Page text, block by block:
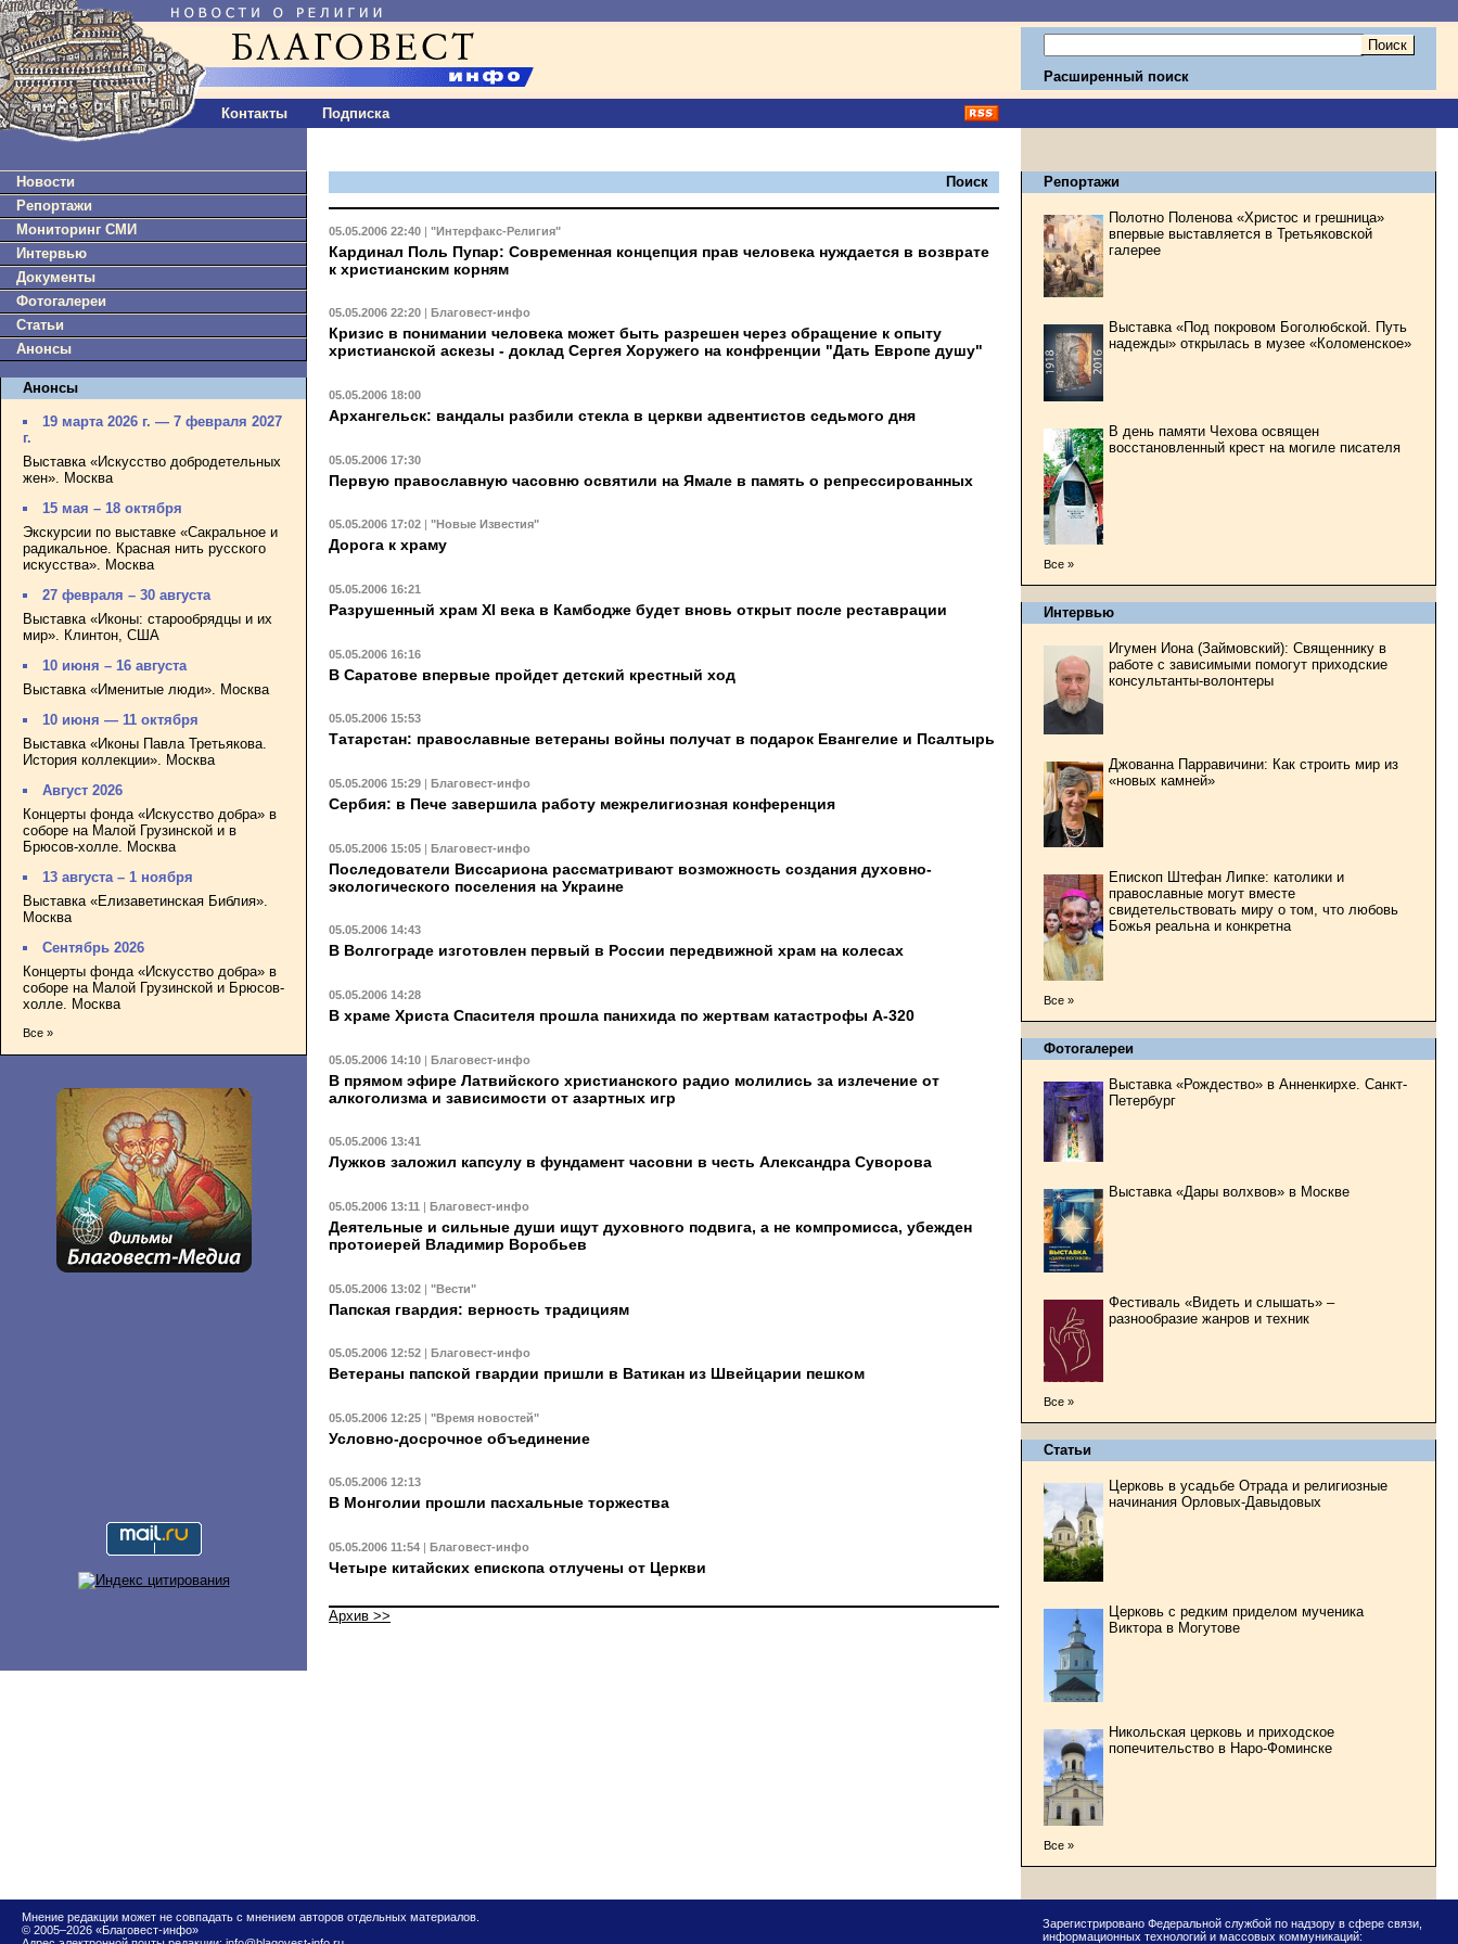
Контакты Подписка
Расширенный поиск
Новости
Репортажи
Мониторинг СМИ
Интервью
Документы
Фотогалереи
Статьи
Анонсы
Анонсы
19 марта 2026 г. — 7 февраля 2027
г.
Выставка «Искусство добродетельных
жен». Москва
15 мая – 18 октября
Экскурсии по выставке «Сакральное и
радикальное. Красная нить русского
искусства». Москва
27 февраля – 30 августа
Выставка «Иконы: старообрядцы и их
мир». Клинтон, США
10 июня – 16 августа
Выставка «Именитые люди». Москва
10 июня — 11 октября
Выставка «Иконы Павла Третьякова.
История коллекции». Москва
Август 2026
Концерты фонда «Искусство добра» в
соборе на Малой Грузинской и в
Брюсов-холле. Москва
13 августа – 1 ноября
Выставка «Елизаветинская Библия».
Москва
Сентябрь 2026
Концерты фонда «Искусство добра» в
соборе на Малой Грузинской и Брюсов-
холле. Москва
Все »
Поиск
05.05.2006 22:40 | "Интерфакс-Религия"
Кардинал Поль Пупар: Современная концепция прав человека нуждается в возврате
к христианским корням
05.05.2006 22:20 Благовест-инфо
Кризис в понимании человека может быть разрешен через обращение к опыту
христианской аскезы - доклад Сергея Хоружего на конфренции "Дать Европе душу"
05.05.2006 18:00
Архангельск: вандалы разбили стекла в церкви адвентистов седьмого дня
05.05.2006 17:30
Первую православную часовню освятили на Ямале в память о репрессированных
05.05.2006 17:02 "Новые Известия"
Дорога к храму
05.05.2006 16:21
Разрушенный храм XI века в Камбодже будет вновь открыт после реставрации
05.05.2006 16:16
В Саратове впервые пройдет детский крестный ход
05.05.2006 15:53
Татарстан: православные ветераны войны получат в подарок Евангелие и Псалтырь
05.05.2006 15:29 | Благовест-инфо
Сербия: в Пече завершила работу межрелигиозная конференция
05.05.2006 15:05 | Благовест-инфо
Последователи Виссариона рассматривают возможность создания духовно-
экологического поселения на Украине
05.05.2006 14:43
В Волгограде изготовлен первый в России передвижной храм на колесах
05.05.2006 14:28
В храме Христа Спасителя прошла панихида по жертвам катастрофы А-320
05.05.2006 14:10 | Благовест-инфо
В прямом эфире Латвийского христианского радио молились за излечение от
алкоголизма и зависимости от азартных игр
05.05.2006 13:41
Лужков заложил капсулу в фундамент часовни в честь Александра Суворова
05.05.2006 13:11 | Благовест-инфо
Деятельные и сильные души ищут духовного подвига, а не компромисса, убежден
протоиерей Владимир Воробьев
05.05.2006 13:02 | "Вести"
Папская гвардия: верность традициям
05.05.2006 12:52 | Благовест-инфо
Ветераны папской гвардии пришли в Ватикан из Швейцарии пешком
05.05.2006 12:25 | "Время новостей"
Условно-досрочное объединение
05.05.2006 12:13
В Монголии прошли пасхальные торжества
05.05.2006 11:54 | Благовест-инфо
Четыре китайских епископа отлучены от Церкви
Архив >>
Репортажи
Полотно Поленова «Христос и грешница»
впервые выставляется в Третьяковской
галерее
Выставка «Под покровом Боголюбской. Путь
надежды» открылась в музее «Коломенское»
В день памяти Чехова освящен
восстановленный крест на могиле писателя
Все »
Интервью
Игумен Иона (Займовский): Священнику в
работе с зависимыми помогут приходские
консультанты-волонтеры
Джованна Парравичини: Как строить мир из
«новых камней»
Епископ Штефан Липке: католики и
православные могут вместе
свидетельствовать миру о том, что любовь
Божья реальна и конкретна
Все »
Фотогалереи
Выставка «Рождество» в Анненкирхе. Санкт-
Петербург
Выставка «Дары волхвов» в Москве
Фестиваль «Видеть и слышать» –
разнообразие жанров и техник
Все »
Статьи
Церковь в усадьбе Отрада и религиозные
начинания Орловых-Давыдовых
Церковь с редким приделом мученика
Виктора в Могутове
Никольская церковь и приходское
попечительство в Наро-Фоминске
Все »
Мнение редакции может не совпадать с мнением авторов отдельных материалов.
© 2005–2026 «Благовест-инфо»
Зарегистрировано Федеральной службой по надзору в сфере связи,
информационных технологий и массовых коммуникаций: